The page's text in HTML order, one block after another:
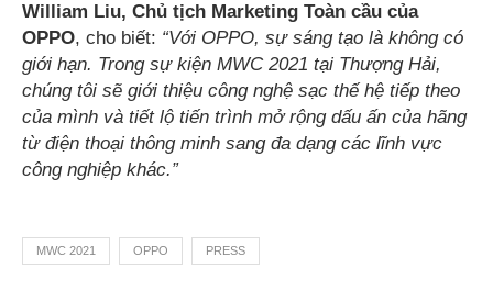
William Liu, Chủ tịch Marketing Toàn cầu của
OPPO, cho biết: “Với OPPO, sự sáng tạo là không có
giới hạn. Trong sự kiện MWC 2021 tại Thượng Hải,
chúng tôi sẽ giới thiệu công nghệ sạc thế hệ tiếp theo
của mình và tiết lộ tiến trình mở rộng dấu ấn của hãng
từ điện thoại thông minh sang đa dạng các lĩnh vực
công nghiệp khác.”
MWC 2021 OPPO PRESS